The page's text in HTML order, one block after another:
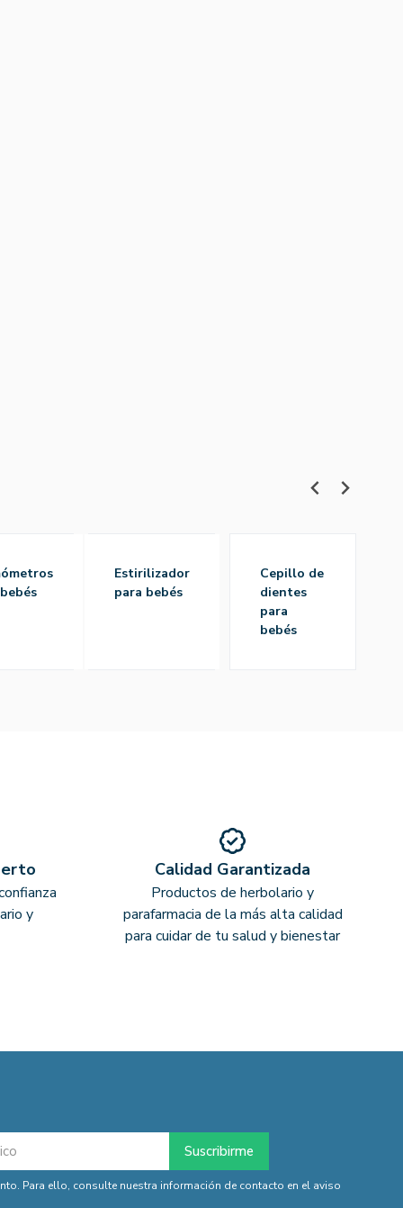
estirilizador
para bebés
cepillo de
dientes
para
bebés
y
Calidad Garantizada
Productos de herbolario y
parafarmacia de la más alta calidad
para cuidar de tu salud y bienestar
Para ello, consulte nuestra información de contacto en el aviso